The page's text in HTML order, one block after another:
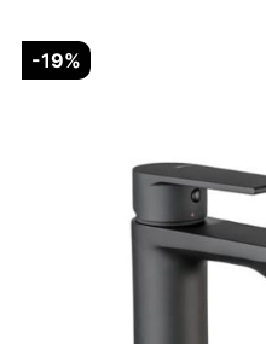
-19%